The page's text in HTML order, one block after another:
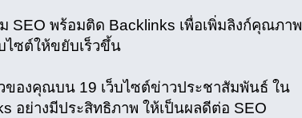
พร้อมติด Backlinks เพื่อเพิ่มลิงก์คุณภาพ
ซต์ให้ขยับเร็วขึ้น
องคุณบน 19 เว็บไซต์ข่าวประชาสัมพันธ์ ใน
อย่างมีประสิทธิภาพ ให้เป็นผลดีต่อ SEO